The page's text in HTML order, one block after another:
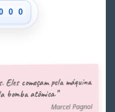
0
1
6
7
0
1
6
7
Eles começam pela máquina
bomba atômica.”
Marcel Pagnol